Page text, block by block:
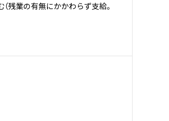
残業の有無にかかわらず支給。